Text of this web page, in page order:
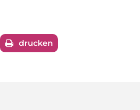
drucken